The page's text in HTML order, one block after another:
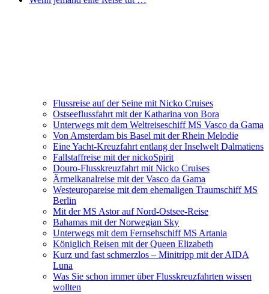
Flussreise auf der Seine mit Nicko Cruises
Ostseeflussfahrt mit der Katharina von Bora
Unterwegs mit dem Weltreiseschiff MS Vasco da Gama
Von Amsterdam bis Basel mit der Rhein Melodie
Eine Yacht-Kreuzfahrt entlang der Inselwelt Dalmatiens
Fallstaffreise mit der nickoSpirit
Douro-Flusskreuzfahrt mit Nicko Cruises
Ärmelkanalreise mit der Vasco da Gama
Westeuropareise mit dem ehemaligen Traumschiff MS
Berlin
Mit der MS Astor auf Nord-Ostsee-Reise
Bahamas mit der Norwegian Sky
Unterwegs mit dem Fernsehschiff MS Artania
Königlich Reisen mit der Queen Elizabeth
Kurz und fast schmerzlos – Minitripp mit der AIDA
Luna
Was Sie schon immer über Flusskreuzfahrten wissen
wollten